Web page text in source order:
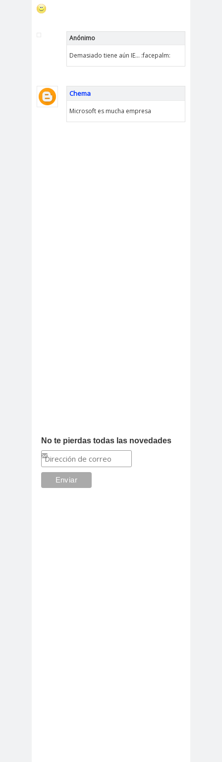
Anónimo
Demasiado tiene aún IE... :facepalm:
Chema
Microsoft es mucha empresa
No te pierdas todas las novedades